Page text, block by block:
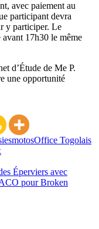
avec paiement au
participant devra
y participer. Le
avant 17h30 le même
d’Étude de Me P.
une opportunité
motosOffice Togolais
Éperviers avec
pour Broken